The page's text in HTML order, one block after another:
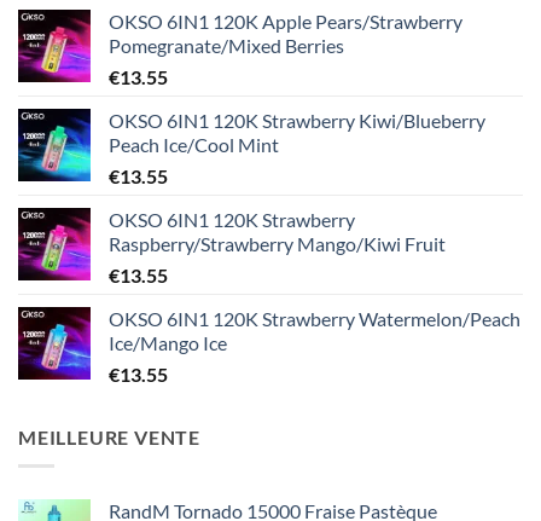
OKSO 6IN1 120K Apple Pears/Strawberry
Pomegranate/Mixed Berries
€13.55
OKSO 6IN1 120K Strawberry Kiwi/Blueberry
Peach Ice/Cool Mint
€13.55
OKSO 6IN1 120K Strawberry
Raspberry/Strawberry Mango/Kiwi Fruit
€13.55
OKSO 6IN1 120K Strawberry Watermelon/Peach
Ice/Mango Ice
€13.55
MEILLEURE VENTE
RandM Tornado 15000 Fraise Pastèque